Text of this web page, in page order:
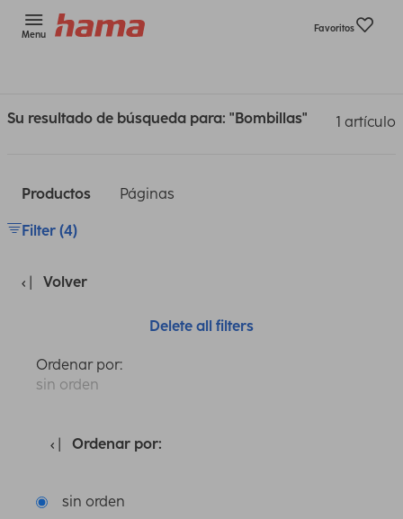
Menu
Favoritos
Su resultado de búsqueda para: "Bombillas" 1 artículo
Productos Páginas
Filter (4)
Volver
Delete all filters
Ordenar por:
sin orden
Ordenar por:
sin orden